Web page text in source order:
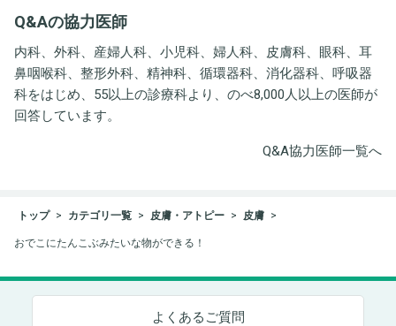
Q&Aの協力医師
内科、外科、産婦人科、小児科、婦人科、皮膚科、眼科、耳
鼻咽喉科、整形外科、精神科、循環器科、消化器科、呼吸器
科をはじめ、55以上の診療科より、のべ8,000人以上の医師が
回答しています。
Q&A協力医師一覧へ
トップ カテゴリ一覧 皮膚・アトピー 皮膚
おでこにたんこぶみたいな物ができる！
よくあるご質問